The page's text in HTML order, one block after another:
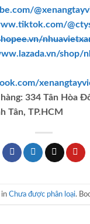
shop/
334 Tân Hòa
Tân, TP.HCM
in Chưa được phân loại.